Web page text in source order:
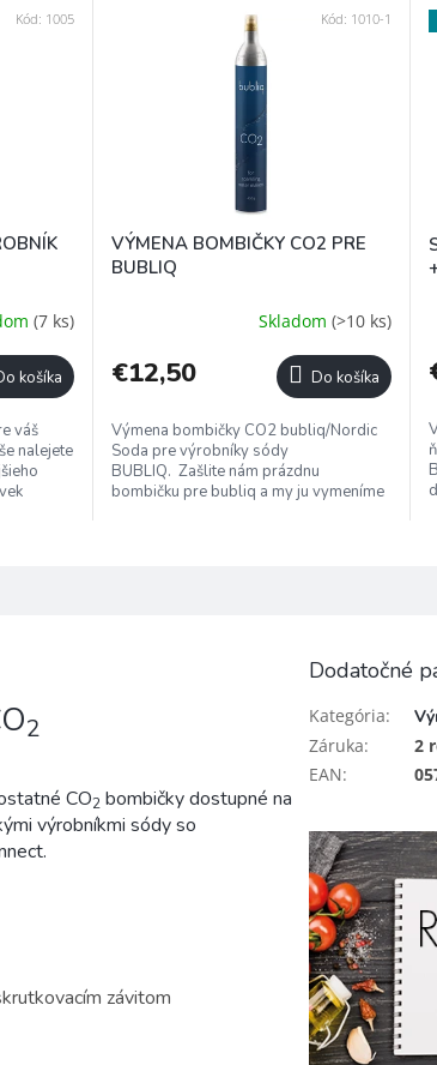
(7 ks)
košíka
váš
nalejete
Kód: 1005
VÝMENA BOMBIČKY CO2 PRE
BUBLIQ
Skladom (>10 ks)
€12,50 Do košíka
Výmena bombičky CO2 bubliq/Nordic
Soda pre výrobníky sódy
BUBLIQ. Zašlite nám prázdnu
bombičku pre bubliq a my ju vymeníme
Kód: 1010-1
2
CO2 bombičky dostupné na
výrobníkmi sódy so
závitom
Dodatočné
Kategória:
Záruka:
2
EAN: